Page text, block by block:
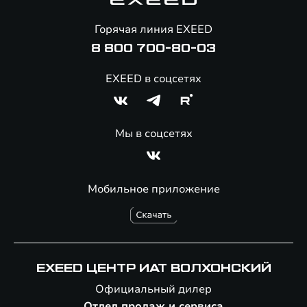
Мобильное приложение
Горячая линия EXEED
8 800 700-80-03
EXEED в соцсетях
Мы в соцсетях
EXEED ЦЕНТР ИАТ ВОЛХОНСКИЙ
Официальный дилер